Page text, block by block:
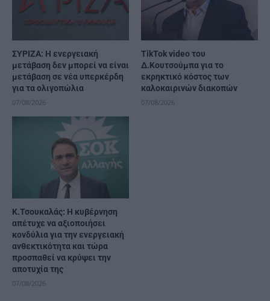
ΣΥΡΙΖΑ: Η ενεργειακή
μετάβαση δεν μπορεί να είναι
μετάβαση σε νέα υπερκέρδη
για τα ολιγοπώλια
07/08/2026
TikTok video του
Δ.Κουτσούμπα για το
εκρηκτικό κόστος των
καλοκαιρινών διακοπών
07/08/2026
Κ.Τσουκαλάς: Η κυβέρνηση
απέτυχε να αξιοποιήσει
κονδύλια για την ενεργειακή
ανθεκτικότητα και τώρα
προσπαθεί να κρύψει την
αποτυχία της
07/08/2026